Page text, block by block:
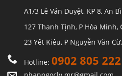
A1/3 Lê Văn Duyệt, KP 8, An
127 Thanh Tịnh, P Hòa Minh,
23 Yết Kiêu, P Nguyễn Văn
Hotline:0902 805 222